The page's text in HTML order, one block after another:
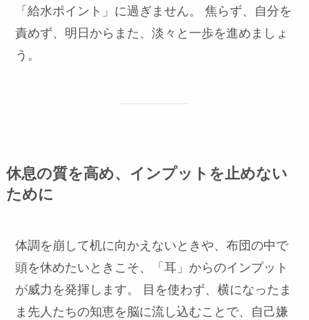
「給水ポイント」に過ぎません。 焦らず、自分を
責めず、明日からまた、淡々と一歩を進めましょ
う。
休息の質を高め、インプットを止めない
ために
体調を崩して机に向かえないときや、布団の中で
頭を休めたいときこそ、「耳」からのインプット
が威力を発揮します。 目を使わず、横になったま
ま先人たちの知恵を脳に流し込むことで、自己嫌